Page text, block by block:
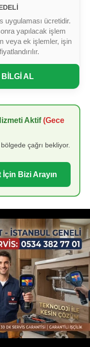
uygulaması ücretidir.
yapılacak işlem
veya ek işlemler, işin
AL
Aktif(Gece
çağrı bekliyor.
Bizi Arayın